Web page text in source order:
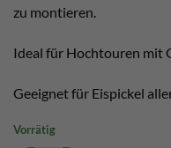
zu montieren.
Ideal für Hochtouren mit
Geeignet für Eispickel
Vorrätig